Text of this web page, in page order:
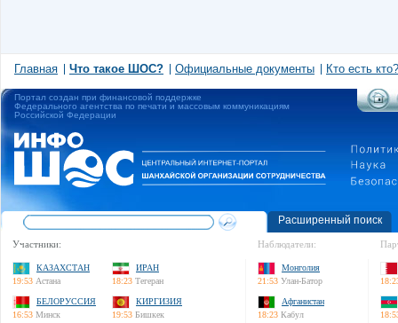
Главная Что такое ШОС? Официальные документы Кто есть кто?
Портал создан при финансовой поддержке
Федерального агентства по печати и массовым коммуникациям
Российской Федерации
Расширенный поиск
Участники:
КАЗАХСТАН
19:53 Астана
ИРАН
18:23 Тегеран
БЕЛОРУССИЯ
16:53 Минск
КИРГИЗИЯ
19:53 Бишкек
Наблюдатели:
Монголия
21:53 Улан-Батор
Афганистан
18:23 Кабул